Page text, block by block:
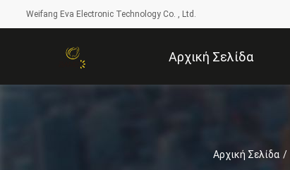
Weifang Eva Electronic Technology Co. , Ltd.
Αρχική Σελίδα
Αρχική Σελίδα /